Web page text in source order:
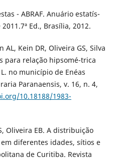
- ABRAF. Anuário estatís-
Ed., Brasília, 2012.
AL, Kein DR, Oliveira GS, Silva
para relação hipsomé-trica
no município de Enéas
Paranaensis, v. 16, n. 4,
10.18188/1983-
Oliveira EB. A distribuição
diferentes idades, sítios e
de Curitiba. Revista